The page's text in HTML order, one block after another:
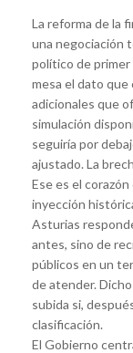
La reforma de la
una negociación
político de primer
mesa el dato que
adicionales que
simulación
seguiría por
ajustado. La
Ese es el
inyección
Asturias
antes, sino de
públicos en un
de atender.
subida si,
clasificación.
El Gobierno